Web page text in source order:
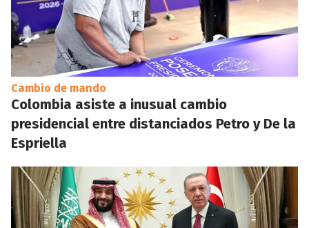
Cambio de mando
Colombia asiste a inusual cambio
presidencial entre distanciados Petro y De la
Espriella